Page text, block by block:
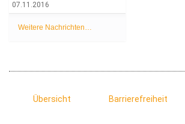
07.11.2016
Weitere Nachrichten…
Übersicht Barrierefreiheit